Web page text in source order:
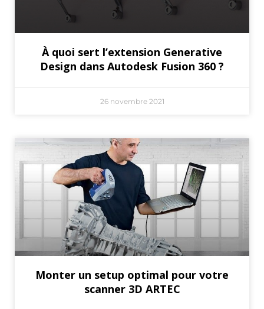
À quoi sert l’extension Generative
Design dans Autodesk Fusion 360 ?
26 novembre 2021
Monter un setup optimal pour votre
scanner 3D ARTEC